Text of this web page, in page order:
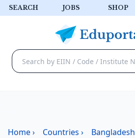
SEARCH JOBS SHOP
Home› Countries › Bangladesh